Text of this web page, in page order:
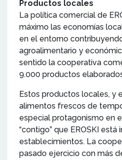
Productos locales
La política comercial de
máximo las economías
en el entorno
agroalimentario y
sentido la cooperativa
9.000 productos
Estos productos locales, y
alimentos frescos de
especial protagonismo en
“contigo” que EROSKI
establecimientos. La
pasado ejercicio con más